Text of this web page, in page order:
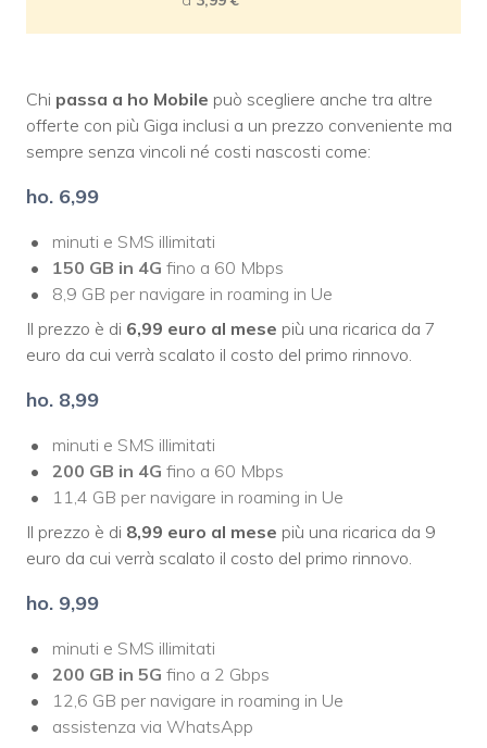
Chi passa a ho Mobile può scegliere anche tra altre
offerte con più Giga inclusi a un prezzo conveniente ma
sempre senza vincoli né costi nascosti come:
ho. 6,99
minuti e SMS illimitati
150 GB in 4G fino a 60 Mbps
8,9 GB per navigare in roaming in Ue
Il prezzo è di 6,99 euro al mese più una ricarica da 7
euro da cui verrà scalato il costo del primo rinnovo.
ho. 8,99
minuti e SMS illimitati
200 GB in 4G fino a 60 Mbps
11,4 GB per navigare in roaming in Ue
Il prezzo è di 8,99 euro al mese più una ricarica da 9
euro da cui verrà scalato il costo del primo rinnovo.
ho. 9,99
minuti e SMS illimitati
200 GB in 5G fino a 2 Gbps
12,6 GB per navigare in roaming in Ue
assistenza via WhatsApp